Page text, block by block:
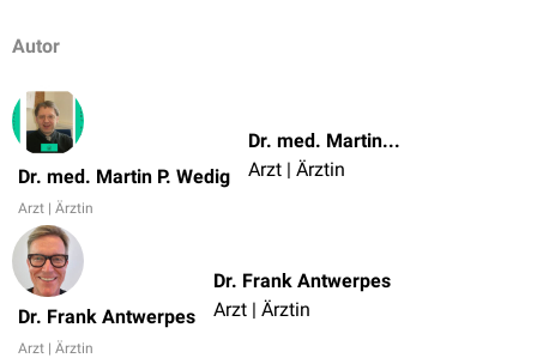
Autor
Dr. med. Martin P. Wedig
Arzt | Ärztin
Dr. med. Martin P. Wedig
Arzt | Ärztin
Dr. Frank Antwerpes
Arzt | Ärztin
Dr. Frank Antwerpes
Arzt | Ärztin